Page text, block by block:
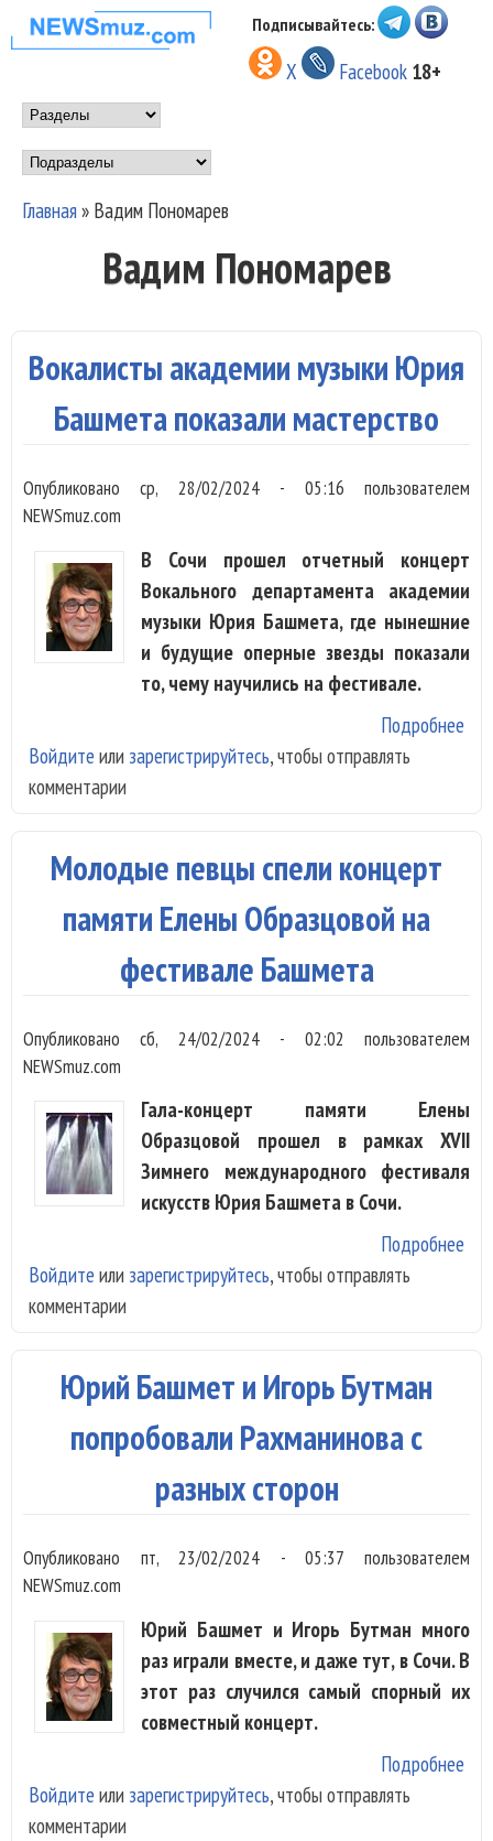
Перейти к основному
содержанию
НОВОСТИ
МУЗЫКИ И
ШОУ БИЗНЕСА
NEWSMUZ.COM
Подписывайтесь:
X Facebook 18+
Main menu
Подразделы
Вы здесь
Главная» Вадим Пономарев
Вадим Пономарев
Вокалисты академии музыки Юрия
Башмета показали мастерство
Опубликованоср, 28/02/2024 - 05:16 пользователем
NEWSmuz.com
В Сочи прошел отчетный концерт
Вокального департамента академии
музыки Юрия Башмета, где нынешние
и будущие оперные звезды показали
то, чему научились на фестивале.
Подробнее
Войдите или зарегистрируйтесь, чтобы отправлять
комментарии
Молодые певцы спели концерт
памяти Елены Образцовой на
фестивале Башмета
Опубликованосб, 24/02/2024 - 02:02 пользователем
NEWSmuz.com
Гала-концерт памяти Елены
Образцовой прошел в рамках XVII
Зимнего международного фестиваля
искусств Юрия Башмета в Сочи.
Подробнее
Войдите или зарегистрируйтесь, чтобы отправлять
комментарии
Юрий Башмет и Игорь Бутман
попробовали Рахманинова с
разных сторон
Опубликовано пт, 23/02/2024 - 05:37 пользователем
NEWSmuz.com
Юрий Башмет и Игорь Бутман много
раз играли вместе, и даже тут, в Сочи. В
этот раз случился самый спорный их
совместный концерт.
Подробнее
Войдите или зарегистрируйтесь, чтобы отправлять
комментарии